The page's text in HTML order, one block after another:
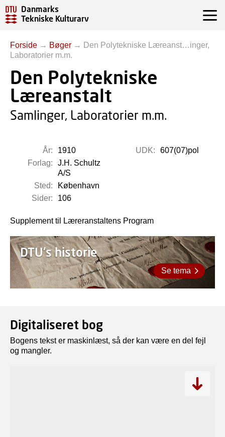
Danmarks
Tekniske Kulturarv
Forside → Bøger → Den Polytekniske Læreanst…inger,
Laboratorier m.m.
Den Polytekniske
Læreanstalt
Samlinger, Laboratorier m.m.
År:
1910
Forlag:
J.H. Schultz
A/S
Sted:
København
Sider:
106
UDK: 607(07)pol
Supplement til Læreranstaltens Program
DTU's historie
Se tema
Digitaliseret bog
Bogens tekst er maskinlæst, så der kan være en del fejl
og mangler.